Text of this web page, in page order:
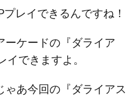
レイできるんですね！
ーケードの『ダライア
イできますよ。
あ今回の『ダライアス